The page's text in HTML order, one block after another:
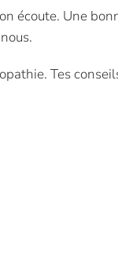
écoute. Une
Tes